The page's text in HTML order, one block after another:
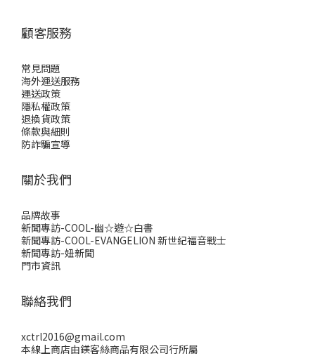
顧客服務
常見問題
海外運送服務
運送政策
隱私權政策
退換貨政策
條款與細則
防詐騙宣導
關於我們
品牌故事
新聞專訪-COOL-幽☆遊☆白書
新聞專訪-COOL-EVANGELION 新世紀福音戰士
新聞專訪-妞新聞
門市資訊
聯絡我們
xctrl2016@gmail.com
本線上商店由鎂客絲商品有限公司行所屬